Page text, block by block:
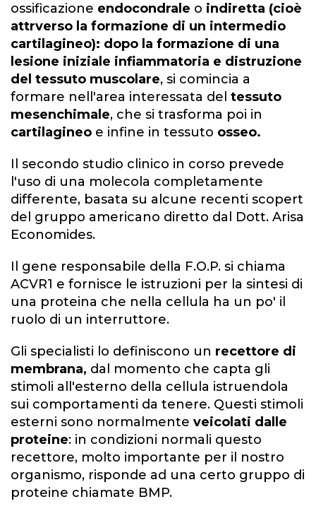
ossificazione endocondrale o indiretta (cioè
attrverso la formazione di un intermedio
cartilagineo): dopo la formazione di una
lesione iniziale infiammatoria e distruzione
del tessuto muscolare, si comincia a
formare nell'area interessata del tessuto
mesenchimale, che si trasforma poi in
cartilagineo e infine in tessuto osseo.
Il secondo studio clinico in corso prevede
l'uso di una molecola completamente
differente, basata su alcune recenti scopert
del gruppo americano diretto dal Dott. Arisa
Economides.
Il gene responsabile della F.O.P. si chiama
ACVR1 e fornisce le istruzioni per la sintesi di
una proteina che nella cellula ha un po' il
ruolo di un interruttore.
Gli specialisti lo definiscono un recettore di
membrana, dal momento che capta gli
stimoli all'esterno della cellula istruendola
sui comportamenti da tenere. Questi stimoli
esterni sono normalmente veicolati dalle
proteine: in condizioni normali questo
recettore, molto importante per il nostro
organismo, risponde ad una certo gruppo di
proteine chiamate BMP.